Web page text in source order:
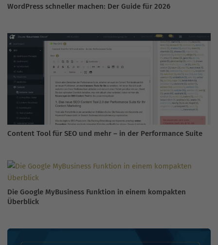
WordPress schneller machen: Der Guide für 2026
Content Tool für SEO und mehr – in der Performance Suite
Die Google MyBusiness Funktion in einem kompakten
Überblick